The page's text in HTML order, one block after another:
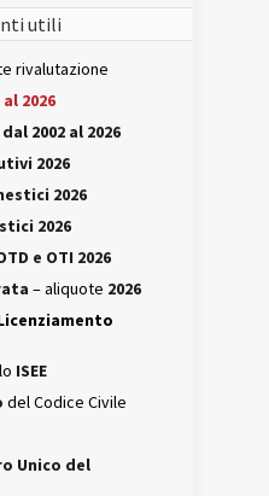
utili
rivalutazione
2026
2002 al 2026
2026
2026
2026
e OTI 2026
– aliquote 2026
ISEE
del Codice Civile
Unico del